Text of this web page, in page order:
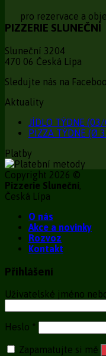
pro rezervace a
PIZZERIE SLUNEČNÍ
Sluneční 3204
470 06 Česká Lípa
Sledujte nás na
Aktuality
JÍDLO TÝDNE
PIZZA TÝDNE (Ø
Platby
Copyright 2026 ©
Pizzerie Sluneční,
Česká Lípa
O nás
Akce a novinky
Rozvoz
Kontakt
Přihlášení
Uživatelské jméno
Heslo *
Zapamatujte si mě